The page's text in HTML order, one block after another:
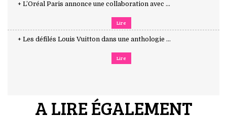
+ L’Oréal Paris annonce une collaboration avec ...
Lire
+ Les défilés Louis Vuitton dans une anthologie ...
Lire
A LIRE ÉGALEMENT